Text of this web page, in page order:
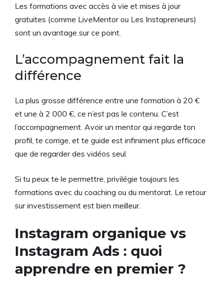
Les formations avec accès à vie et mises à jour
gratuites (comme LiveMentor ou Les Instapreneurs)
sont un avantage sur ce point.
L’accompagnement fait la
différence
La plus grosse différence entre une formation à 20 €
et une à 2 000 €, ce n’est pas le contenu. C’est
l’accompagnement. Avoir un mentor qui regarde ton
profil, te corrige, et te guide est infiniment plus efficace
que de regarder des vidéos seul.
Si tu peux te le permettre, privilégie toujours les
formations avec du coaching ou du mentorat. Le retour
sur investissement est bien meilleur.
Instagram organique vs
Instagram Ads : quoi
apprendre en premier ?